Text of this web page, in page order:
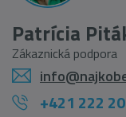
Patrícia
Zákaznická podpora
+421 222